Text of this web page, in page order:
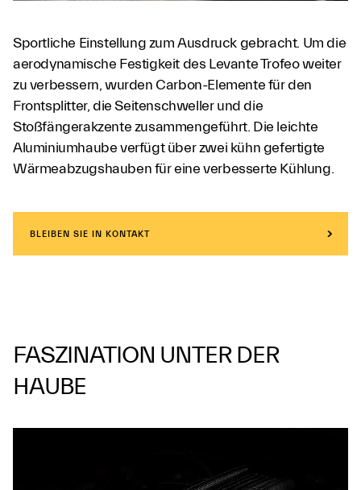
Sportliche Einstellung zum Ausdruck gebracht. Um die
aerodynamische Festigkeit des Levante Trofeo weiter
zu verbessern, wurden Carbon-Elemente für den
Frontsplitter, die Seitenschweller und die
Stoßfängerakzente zusammengeführt. Die leichte
Aluminiumhaube verfügt über zwei kühn gefertigte
Wärmeabzugshauben für eine verbesserte Kühlung.
BLEIBEN SIE IN KONTAKT
FASZINATION UNTER DER
HAUBE